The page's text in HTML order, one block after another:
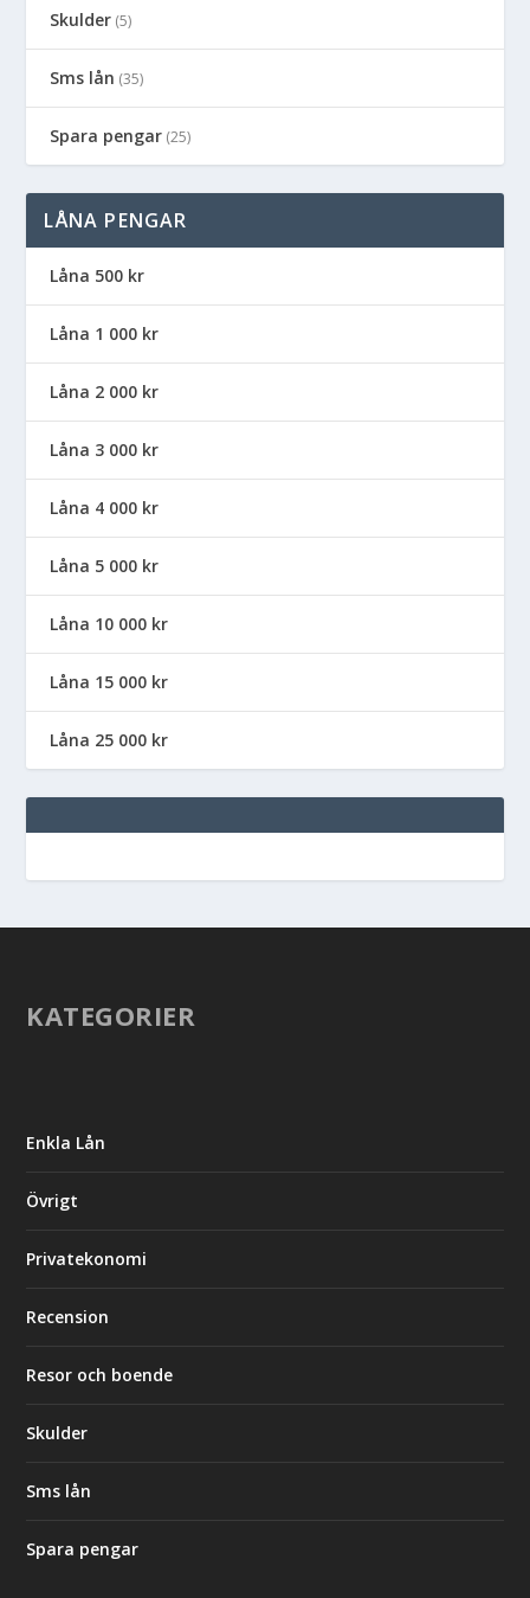
Skulder (5)
Sms lån (35)
Spara pengar (25)
LÅNA PENGAR
Låna 500 kr
Låna 1 000 kr
Låna 2 000 kr
Låna 3 000 kr
Låna 4 000 kr
Låna 5 000 kr
Låna 10 000 kr
Låna 15 000 kr
Låna 25 000 kr
KATEGORIER
Enkla Lån
Övrigt
Privatekonomi
Recension
Resor och boende
Skulder
Sms lån
Spara pengar